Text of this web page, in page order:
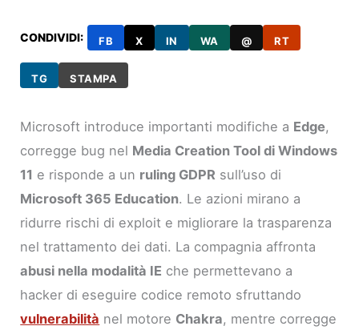
CONDIVIDI: FB X IN WA @ RT
TG STAMPA
Microsoft introduce importanti modifiche a Edge,
corregge bug nel Media Creation Tool di Windows
11 e risponde a un ruling GDPR sull’uso di
Microsoft 365 Education. Le azioni mirano a
ridurre rischi di exploit e migliorare la trasparenza
nel trattamento dei dati. La compagnia affronta
abusi nella modalità IE che permettevano a
hacker di eseguire codice remoto sfruttando
vulnerabilità nel motore Chakra, mentre corregge